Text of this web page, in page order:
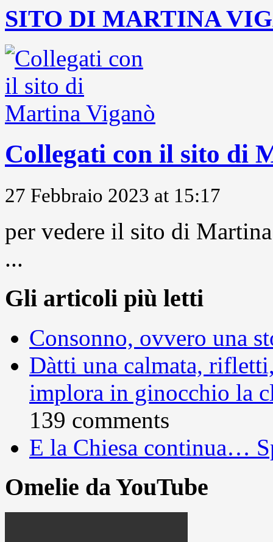
SITO DI MARTINA
Collegati con il sito di
27 Febbraio 2023 at 15:17
per vedere il sito di
...
Gli articoli più letti
Consonno, ovvero una
Dàtti una calmata,
implora in ginocchio la
139 comments
E la Chiesa continua…
Omelie da YouTube